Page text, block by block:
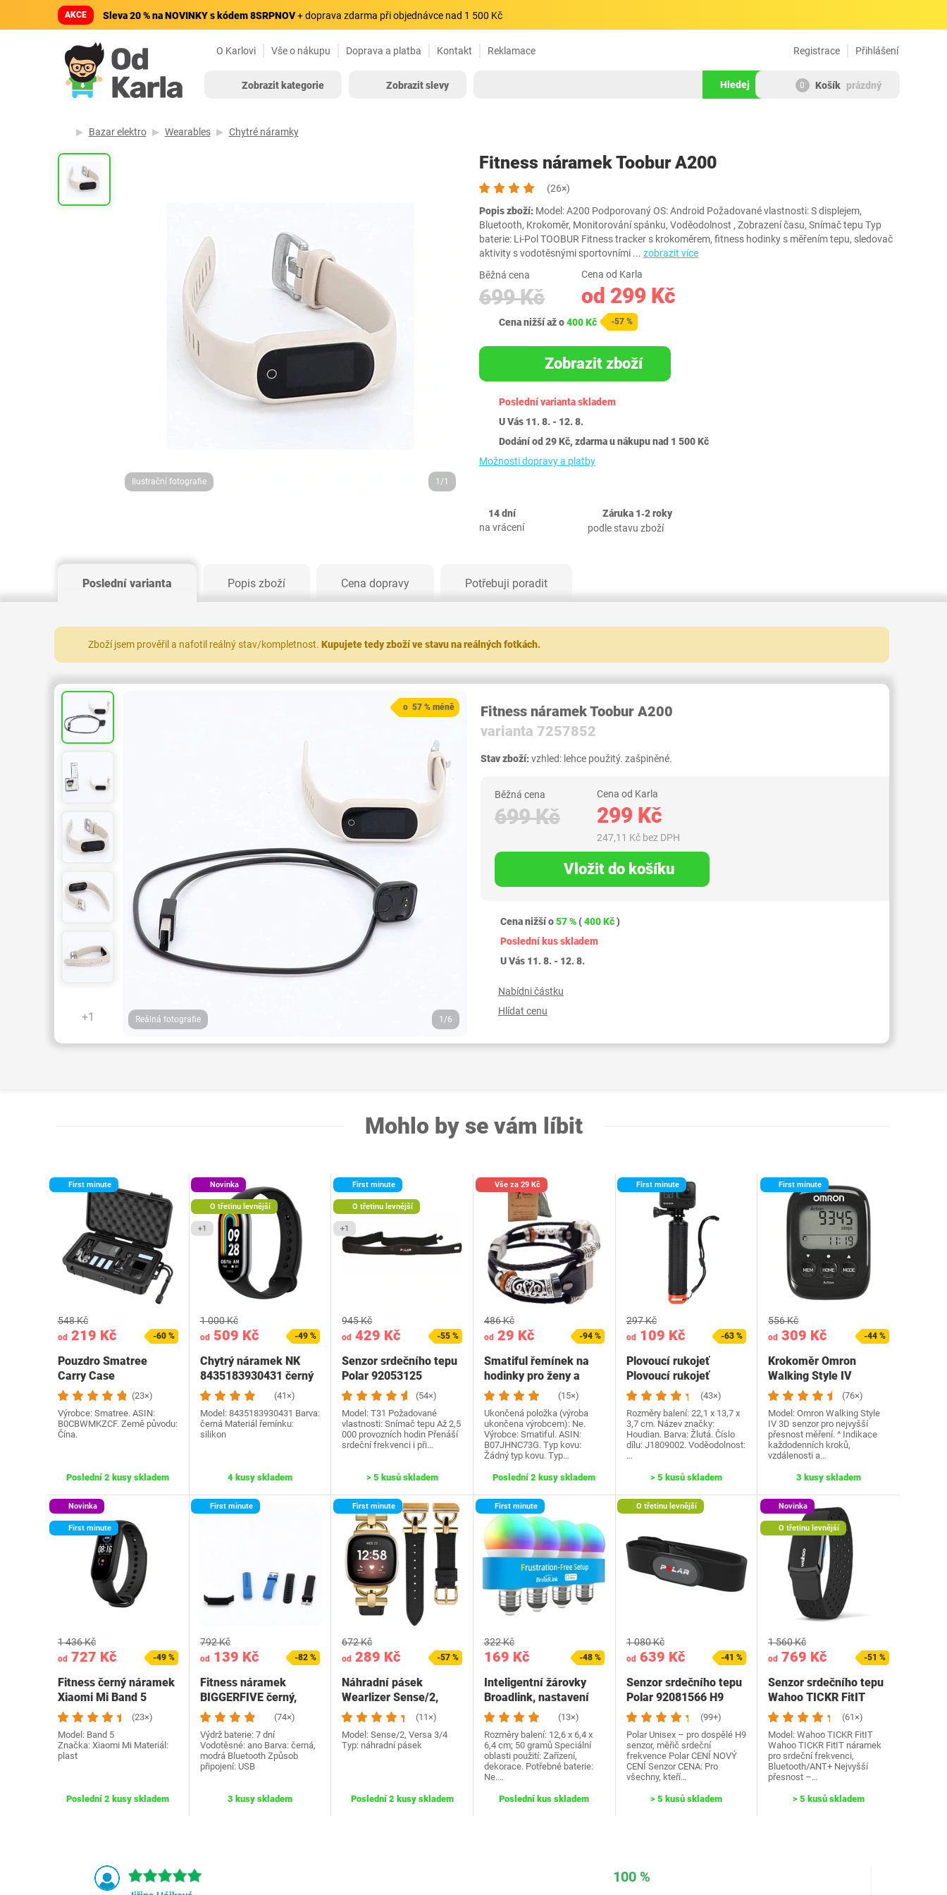
AKCE Sleva 20 % na NOVINKY s kódem 8SRPNOV+ doprava zdarma při objednávce nad 1 500 Kč
O Karlovi Vše o nákupu Doprava a platba Kontakt Reklamace Přihlášení
Registrace
Zobrazit kategorie Zobrazit slevy Hledej 0 Košík prázdný
Bazar elektro Wearables Chytré náramky
Ilustrační fotografie 1/1
Fitness náramek Toobur A200
(26×)
Popis zboží: Model: ‎A200 Podporovaný OS: Android Požadované vlastnosti: S displejem,
Bluetooth, Krokoměr, Monitorování spánku, Voděodolnost , Zobrazení času, Snímač tepu Typ
baterie: Li-Pol TOOBUR Fitness tracker s krokoměrem, fitness hodinky s měřením tepu, sledovač
aktivity s vodotěsnými sportovními ... zobrazit více
Běžná cena
699 Kč
Cena od Karla
od 299 Kč
Cena nižší až o400 Kč -57 %
Zobrazit zboží
Poslední varianta skladem
U Vás 11. 8. - 12. 8.
Dodání od 29 Kč, zdarma u nákupu nad 1 500 Kč
Možnosti dopravy a platby
14 dní
na vrácení
Záruka 1‐2 roky
podle stavu zboží
Poslední varianta Popis zboží Cena dopravy Potřebuji poradit
Zboží jsem prověřil a nafotil reálný stav/kompletnost. Kupujete tedy zboží ve stavu na reálných fotkách.
+1 Reálná fotografie 1/6
o 57 % méně
Fitness náramek Toobur A200
varianta 7257852
Stav zboží:vzhled: lehce použitý. zašpiněné.
Běžná cena
699 Kč
Cena od Karla
299 Kč
247,11 Kč bez DPH
Vložit do košíku
Cena nižší o57 % (400 Kč)
Poslední kus skladem
U Vás 11. 8. - 12. 8.
Nabídni částku
Hlídat cenu
Mohlo by se vám líbit
First minute
od 219 Kč
548 Kč
-60 %
Pouzdro Smatree
Carry Case
kompatibilní s GoPro,
SmaCase…
(23×)
Výrobce: Smatree. ASIN:
B0CBWMKZCF. Země původu:
Čína.
Poslední 2 kusy skladem
Novinka
O třetinu levnější
+1
od509 Kč
1 000 Kč
-49 %
Chytrý náramek NK
8435183930431 černý
(41×)
Model: 8435183930431 Barva:
černá Materiál řemínku:
silikon
4 kusy skladem
First minute
O třetinu levnější
+1
od 429 Kč
945 Kč
-55 %
Senzor srdečního tepu
Polar 92053125
(54×)
Model: T31 Požadované
vlastnosti: Snímač tepu Až 2,5
000 provozních hodin Přenáší
srdeční frekvenci i při…
> 5 kusů skladem
Vše za 29 Kč
od29 Kč
486 Kč
-94 %
Smatiful řemínek na
hodinky pro ženy a
muže, nastavitelný…
(15×)
Ukončená položka (výroba
ukončena výrobcem): Ne.
Výrobce: Smatiful. ASIN:
B07JHNC73G. Typ kovu:
Žádný typ kovu. Typ…
Poslední 2 kusy skladem
First minute
od109 Kč
297 Kč
-63 %
Plovoucí rukojeť
Plovoucí rukojeť
Podvodní tyč na ruce
pro…
(43×)
Rozměry balení: 22,1 x 13,7 x
3,7 cm. Název značky:
Houdian. Barva: Žlutá. Číslo
dílu: J1809002. Voděodolnost:
…
> 5 kusů skladem
First minute
od 309 Kč
556 Kč
-44 %
Krokoměr Omron
Walking Style IV
(76×)
Model: Omron Walking Style
IV 3D senzor pro nejvyšší
přesnost měření. ^ Indikace
každodenních kroků,
vzdálenosti a…
3 kusy skladem
Novinka
First minute
od 727 Kč
1 436 Kč
-49 %
Fitness černý náramek
Xiaomi Mi Band 5
(23×)
Model: Band 5
Značka: Xiaomi Mi Materiál:
plast
Poslední 2 kusy skladem
First minute
od139 Kč
792 Kč
-82 %
Fitness náramek
BIGGERFIVE černý,
modrý
(74×)
Výdrž baterie: 7 dní
Vodotěsné: ano Barva: černá,
modrá Bluetooth Způsob
připojení: USB
3 kusy skladem
First minute
od 289 Kč
672 Kč
-57 %
Náhradní pásek
Wearlizer Sense/2,
Versa 3/4
(11×)
Model: Sense/2, Versa 3/4
Typ: náhradní pásek
Poslední 2 kusy skladem
First minute
169 Kč
322 Kč
-48 %
Inteligentní žárovky
Broadlink, nastavení
bez frustrace…(13×)
Rozměry balení: 12,6 x 6,4 x
6,4 cm; 50 gramů Speciální
oblasti použití: Zařízení,
dekorace. Potřebné baterie:
Ne.…
Poslední kus skladem
O třetinu levnější
od639 Kč
1 080 Kč
-41 %
Senzor srdečního tepu
Polar 92081566 H9
(99+)
Polar Unisex – pro dospělé H9
senzor, měřič srdeční
frekvence Polar CENÍ NOVÝ
CENÍ Senzor CENA: Pro
všechny, kteří…
> 5 kusů skladem
Novinka
O třetinu levnější
od 769 Kč
1 560 Kč
-51 %
Senzor srdečního tepu
Wahoo TICKR FitIT
(61×)
Model: Wahoo TICKR FitIT
Wahoo TICKR FitIT náramek
pro srdeční frekvenci,
Bluetooth/ANT+ Nejvyšší
přesnost –…
> 5 kusů skladem
100 %